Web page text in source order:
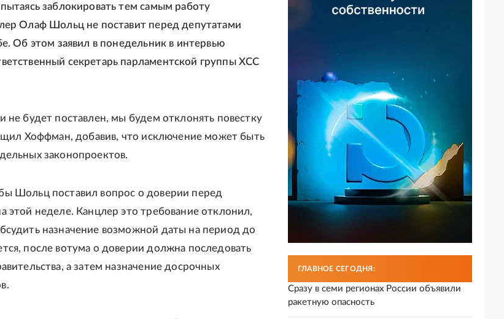
заблокировать тем самым работу
Олаф Шольц не поставит перед депутатами
Об этом заявил в понедельник в интервью
секретарь парламентской группы ХСС
не будет поставлен, мы будем отклонять повестку
Хоффман, добавив, что исключение может быть
законопроектов.
Шольц поставил вопрос о доверии перед
этой неделе. Канцлер это требование отклонил,
назначение возможной даты на период до
после вотума о доверии должна последовать
а затем назначение досрочных
ГЛАВНОЕ СЕГОДНЯ:
Сразу в семи регионах России объявили
ракетную опасность